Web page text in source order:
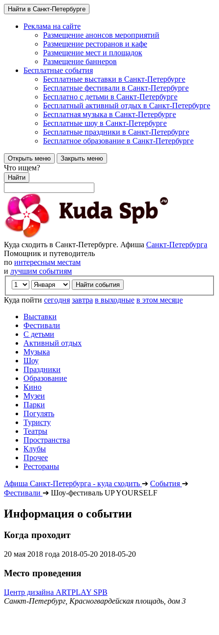
Найти в Санкт-Петербурге
Реклама на сайте
Размещение анонсов мероприятий
Размещение ресторанов и кафе
Размещение мест и площадок
Размещение баннеров
Бесплатные события
Бесплатные выставки в Санкт-Петербурге
Бесплатные фестивали в Санкт-Петербурге
Бесплатно с детьми в Санкт-Петербурге
Бесплатный активный отдых в Санкт-Петербурге
Бесплатная музыка в Санкт-Петербурге
Бесплатные шоу в Санкт-Петербурге
Бесплатные праздники в Санкт-Петербурге
Бесплатное образование в Санкт-Петербурге
Открыть меню Закрыть меню
Что ищем?
Найти
Куда сходить в Санкт-Петербурге. Афиша Санкт-Петербурга
Помощник и путеводитель
по интересным местам
и лучшим событиям
Куда пойти сегодня завтра в выходные в этом месяце
Выставки
Фестивали
С детьми
Активный отдых
Музыка
Шоу
Праздники
Образование
Кино
Музеи
Парки
Погулять
Туристу
Театры
Пространства
Клубы
Прочее
Рестораны
Афиша Санкт-Петербурга - куда сходить ➔ События ➔
Фестивали ➔ Шоу-фестиваль UP YOURSELF
Информация о событии
Когда проходит
20 мая 2018 года 2018-05-20 2018-05-20
Место проведения
Центр дизайна ARTPLAY SPB
Санкт-Петербург, Красногвардейская площадь, дом 3